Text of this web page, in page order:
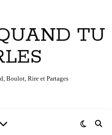
TU
Boulot, Rire et Partages